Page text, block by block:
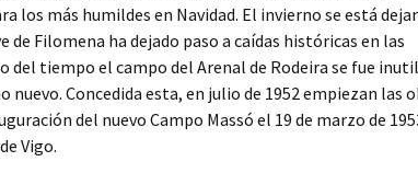
los más humildes en Navidad. El invierno se está
de Filomena ha dejado paso a caídas históricas en las
del tiempo el campo del Arenal de Rodeira se fue
nuevo. Concedida esta, en julio de 1952 empiezan las
del nuevo Campo Massó el 19 de marzo de
Vigo.